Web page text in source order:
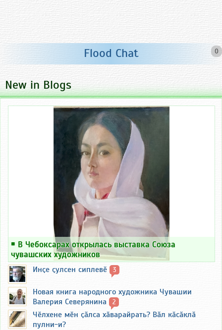
0
Flood Chat
New in Blogs
￭ В Чебоксарах открылась выставка Союза
чувашских художников
Инҫе ҫулсен сиплевӗ 3
Новая книга народного художника Чувашии
Валерия Северянина
2
Чӗлхене мӗн ҫӑлса хӑварайрать? Вӑл кӑсӑклӑ
пулни-и?